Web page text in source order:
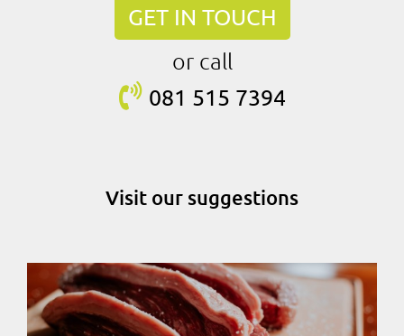
GET IN TOUCH
or call
081 515 7394
Visit our suggestions